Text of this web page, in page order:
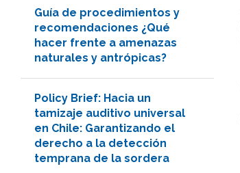
Guía de procedimientos y
recomendaciones ¿Qué
hacer frente a amenazas
naturales y antrópicas?
Policy Brief: Hacia un
tamizaje auditivo universal
en Chile: Garantizando el
derecho a la detección
temprana de la sordera